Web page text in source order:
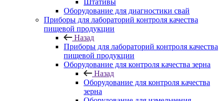
Штативы
Оборудование для диагностики свай
Приборы для лабораторий контроля качества
пищевой продукции
Назад
Приборы для лабораторий контроля качества
пищевой продукции
Оборудование для контроля качества зерна
Назад
Оборудование для контроля качества
зерна